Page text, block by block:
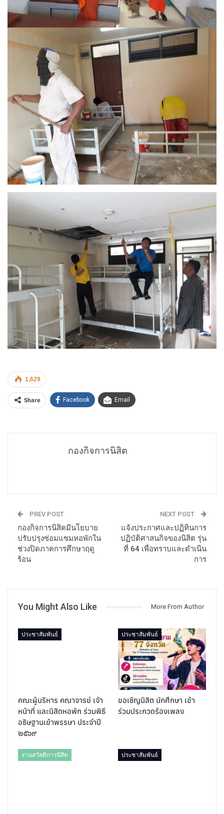
1,629
Share Facebook Email
กองกิจการนิสิต
PREV POST
กองกิจการนิสิตมีนโยบาย
ปรับปรุงซ่อมแซมหอพักใน
ช่วงปิดภาคการศึกษาฤดู
ร้อน
NEXT POST
แจ้งประกาศและปฏิทินการ
ปฏิบัติศาสนกิจของนิสิต รุ่น
ที่ 64 เพื่อทราบและดำเนิน
การ
You Might Also Like More From Author
ประชาสัมพันธ์
คณะผู้บริหาร คณาจารย์ เจ้า
หน้าที่ และนิสิตหอพัก ร่วมพิธี
อธิษฐานเข้าพรรษา ประจำปี
๒๕๖๙
ประชาสัมพันธ์
ขอเชิญนิสิต นักศึกษา เข้า
ร่วมประกวดร้องเพลง
งานสวัสดิการนิสิต ประชาสัมพันธ์